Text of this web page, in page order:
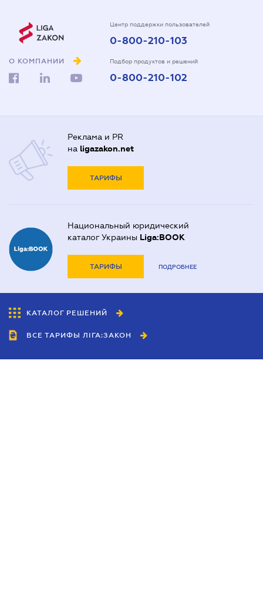
О КОМПАНИИ
Центр поддержки пользователей
0-800-210-103
Подбор продуктов и решений
0-800-210-102
Реклама и PR
на ligazakon.net
ТАРИФЫ
Национальный юридический
каталог Украины Liga:BOOK
ТАРИФЫ ПОДРОБНЕЕ
КАТАЛОГ РЕШЕНИЙ
ВСЕ ТАРИФЫ ЛІГА:ЗАКОН